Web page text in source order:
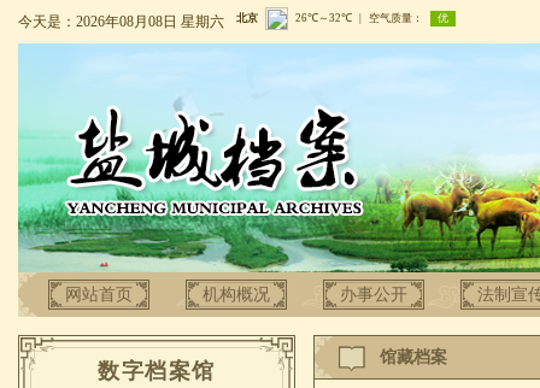
今天是：2026年08月08日 星期六
网站首页 机构概况 办事公开 法制宣
数字档案馆
馆藏档案